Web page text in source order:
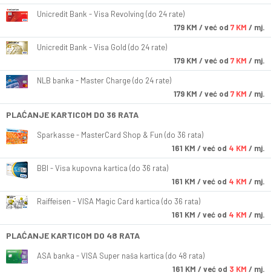
Unicredit Bank - Visa Revolving (do 24 rate)
179 KM / već od 7 KM / mj.
Unicredit Bank - Visa Gold (do 24 rate)
179 KM / već od 7 KM / mj.
NLB banka - Master Charge (do 24 rate)
179 KM / već od 7 KM / mj.
PLAĆANJE KARTICOM DO 36 RATA
Sparkasse - MasterCard Shop & Fun (do 36 rata)
161 KM / već od 4 KM / mj.
BBI - Visa kupovna kartica (do 36 rata)
161 KM / već od 4 KM / mj.
Raiffeisen - VISA Magic Card kartica (do 36 rata)
161 KM / već od 4 KM / mj.
PLAĆANJE KARTICOM DO 48 RATA
ASA banka - VISA Super naša kartica (do 48 rata)
161 KM / već od 3 KM / mj.